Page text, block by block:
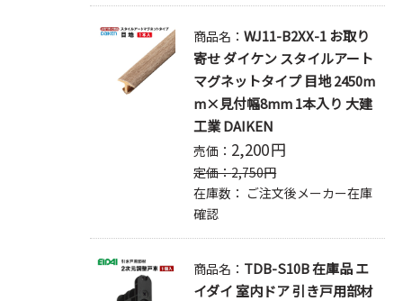
商品名：WJ11-B2XX-1 お取り
寄せ ダイケン スタイルアート
マグネットタイプ 目地 2450m
m×見付幅8mm 1本入り 大建
工業 DAIKEN
売価： 2,200円
定価：2,750円
在庫数： ご注文後メーカー在庫
確認
商品名： TDB-S10B 在庫品 エ
イダイ 室内ドア 引き戸用部材